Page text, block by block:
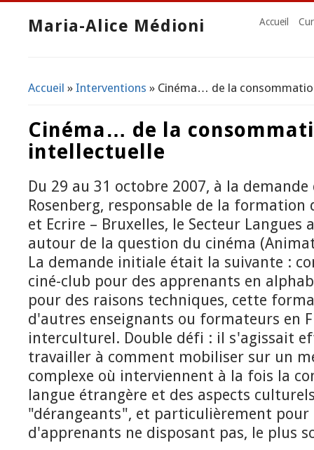
Maria-Alice Médioni Accueil
Vous êtes ici
Accueil » Interventions » Cinéma… de la
Cinéma… de la
intellectuelle
Du 29 au 31 octobre 2007, à la
Rosenberg, responsable de la formation
et Ecrire – Bruxelles, le Secteur Langues
autour de la question du cinéma
La demande initiale était la suivante :
ciné-club pour des apprenants en
pour des raisons techniques, cette
d'autres enseignants ou formateurs en
interculturel. Double défi : il s'agissait
travailler à comment mobiliser sur un
complexe où interviennent à la fois la
langue étrangère et des aspects
"dérangeants", et particulièrement pour
d'apprenants ne disposant pas, le plus